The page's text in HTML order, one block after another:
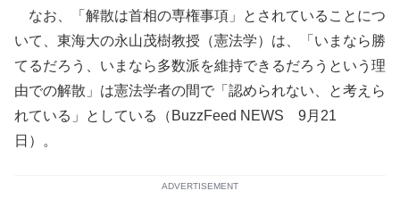
なお、「解散は首相の専権事項」とされていることにつ
いて、東海大の永山茂樹教授（憲法学）は、「いまなら勝
てるだろう、いまなら多数派を維持できるだろうという理
由での解散」は憲法学者の間で「認められない、と考えら
れている」としている（BuzzFeed NEWS 9月21
日）。
ADVERTISEMENT